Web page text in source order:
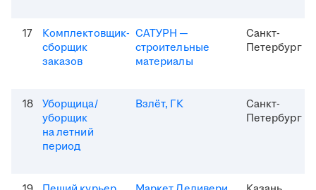
17
Комплектовщик-
сборщик
заказов
САТУРН —
строительные
материалы
Санкт-
Петербург
18
Уборщица/
уборщик
на летний
период
Взлёт, ГК
Санкт-
Петербург